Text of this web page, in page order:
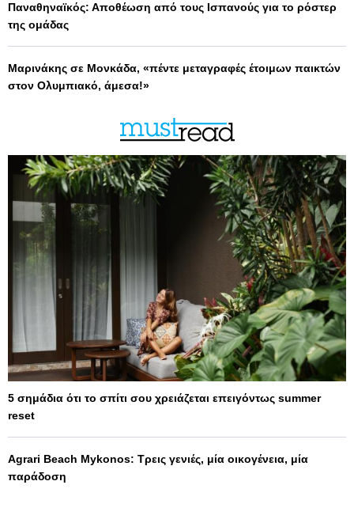
Παναθηναϊκός: Αποθέωση από τους Ισπανούς για το ρόστερ
της ομάδας
Μαρινάκης σε Μονκάδα, «πέντε μεταγραφές έτοιμων παικτών
στον Ολυμπιακό, άμεσα!»
5 σημάδια ότι το σπίτι σου χρειάζεται επειγόντως summer
reset
Agrari Beach Mykonos: Τρεις γενιές, μία οικογένεια, μία
παράδοση